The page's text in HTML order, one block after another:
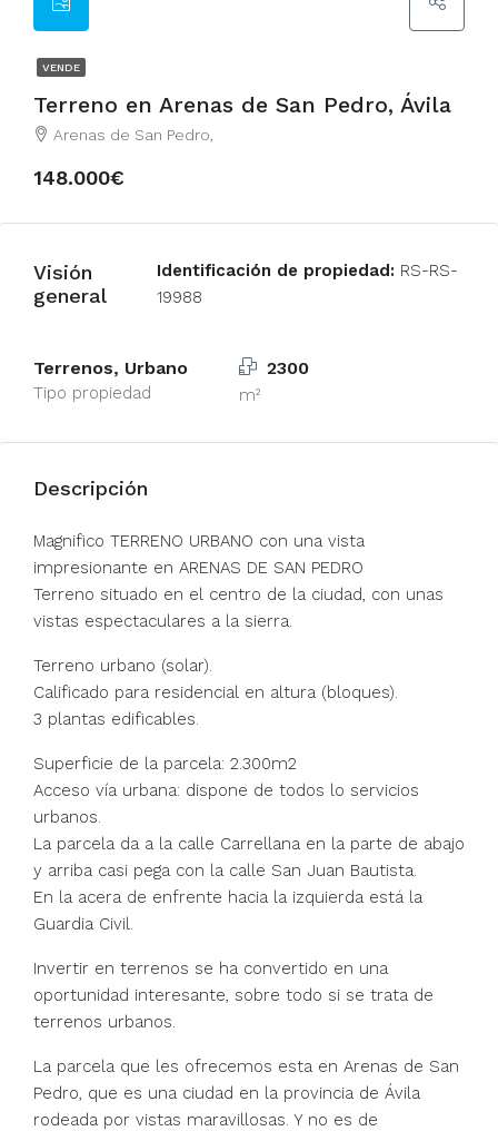
VENDE
Terreno en Arenas de San Pedro, Ávila
Arenas de San Pedro,
148.000€
Visión
general
Identificación de propiedad: RS-RS-
19988
Terrenos, Urbano
Tipo propiedad
2300
m²
Descripción
Magnifico TERRENO URBANO con una vista
impresionante en ARENAS DE SAN PEDRO
Terreno situado en el centro de la ciudad, con unas
vistas espectaculares a la sierra.
Terreno urbano (solar).
Calificado para residencial en altura (bloques).
3 plantas edificables.
Superficie de la parcela: 2.300m2
Acceso vía urbana: dispone de todos lo servicios
urbanos.
La parcela da a la calle Carrellana en la parte de abajo
y arriba casi pega con la calle San Juan Bautista.
En la acera de enfrente hacia la izquierda está la
Guardia Civil.
Invertir en terrenos se ha convertido en una
oportunidad interesante, sobre todo si se trata de
terrenos urbanos.
La parcela que les ofrecemos esta en Arenas de San
Pedro, que es una ciudad en la provincia de Ávila
rodeada por vistas maravillosas. Y no es de